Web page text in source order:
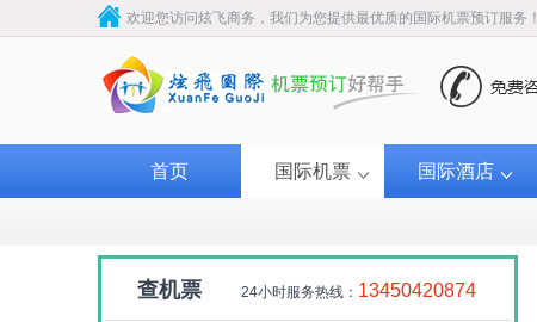
欢迎您访问炫飞商务，我们为您提供最优质的国际机票预订服务！
首页 国际机票 国际酒店
查机票 24小时服务热线： 13450420874